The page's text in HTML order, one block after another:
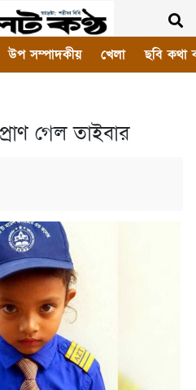
উপ সম্পাদকীয় খেলা ছবি কথা
গেল তাইবার